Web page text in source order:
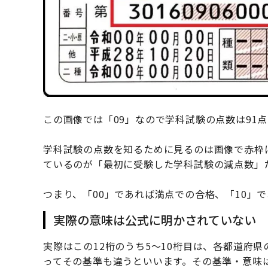
この画像では「09」なので学科試験の点数は91
学科試験の点数を知るために見るのは画像で赤
ているのが「最初に受験した学科試験の減点数」
つまり、「00」であれば満点での合格、「10」
実際の意味は公式に明かされていない
実際はこの12桁のうち5～10桁目は、各都道府
ってその基準も違うといいます。その基準・意